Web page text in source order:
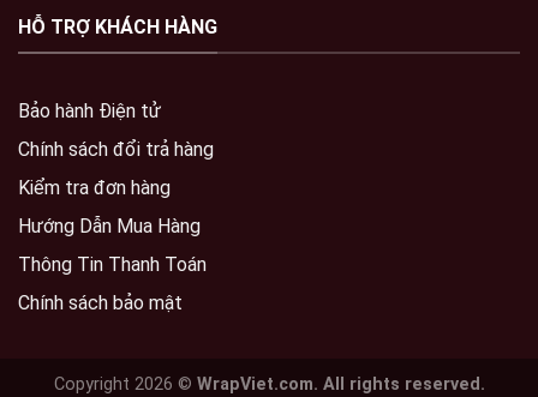
HỖ TRỢ KHÁCH HÀNG
Bảo hành Điện tử
Chính sách đổi trả hàng
Kiểm tra đơn hàng
Hướng Dẫn Mua Hàng
Thông Tin Thanh Toán
Chính sách bảo mật
Copyright 2026 © WrapViet.com. All rights reserved.